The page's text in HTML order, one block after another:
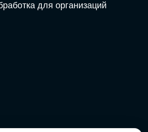
для организаций